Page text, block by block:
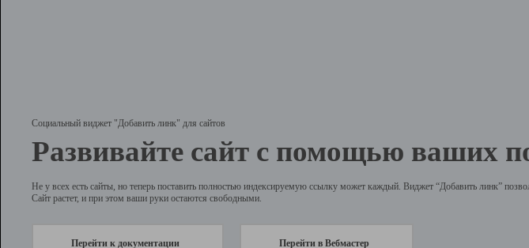
Социальный виджет "Добавить линк" для сайтов
Развивайте сайт с помощью ваших
Не у всех есть сайты, но теперь поставить полностью индексируемую ссылку может каждый. Виджет “Добавить линк”
Сайт растет, и при этом ваши руки остаются свободными.
Перейти к документации Перейти в Вебмастер